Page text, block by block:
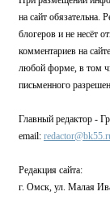
на сайт обязательна.
блогеров и не несёт
комментариев на
любой форме, в том
письменного
Главный редактор -
email:
Редакция сайта:
г. Омск, ул. Малая